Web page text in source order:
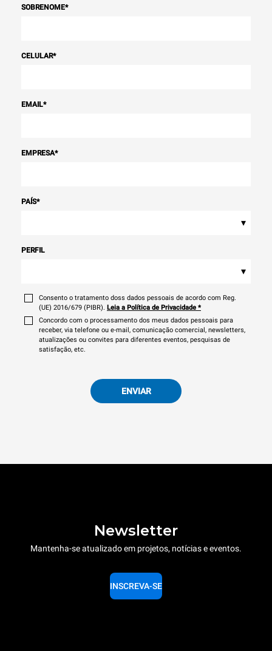
SOBRENOME*
CELULAR*
EMAIL*
EMPRESA*
PAÍS*
▾
PERFIL
▾
Consento o tratamento doss dados pessoais de acordo com Reg.
(UE) 2016/679 (PIBR). Leia a Política de Privacidade *
Concordo com o processamento dos meus dados pessoais para
receber, via telefone ou e-mail, comunicação comercial, newsletters,
atualizações ou convites para diferentes eventos, pesquisas de
satisfação, etc.
ENVIAR
Newsletter
Mantenha-se atualizado em projetos, notícias e eventos.
INSCREVA-SE